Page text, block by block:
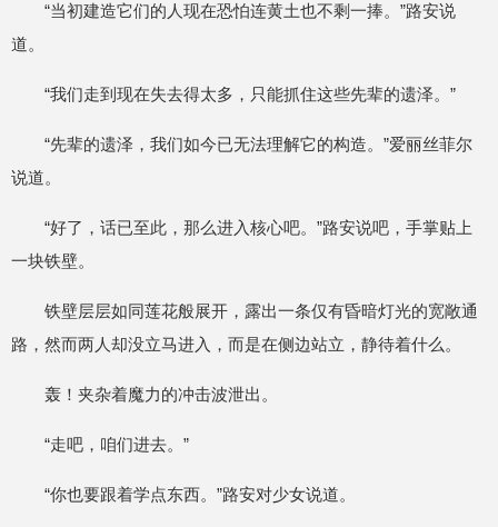
“当初建造它们的人现在恐怕连黄土也不剩一捧。”路安说
道。
“我们走到现在失去得太多，只能抓住这些先辈的遗泽。”
“先辈的遗泽，我们如今已无法理解它的构造。”爱丽丝菲尔
说道。
“好了，话已至此，那么进入核心吧。”路安说吧，手掌贴上
一块铁壁。
铁壁层层如同莲花般展开，露出一条仅有昏暗灯光的宽敞通
路，然而两人却没立马进入，而是在侧边站立，静待着什么。
轰！夹杂着魔力的冲击波泄出。
“走吧，咱们进去。”
“你也要跟着学点东西。”路安对少女说道。